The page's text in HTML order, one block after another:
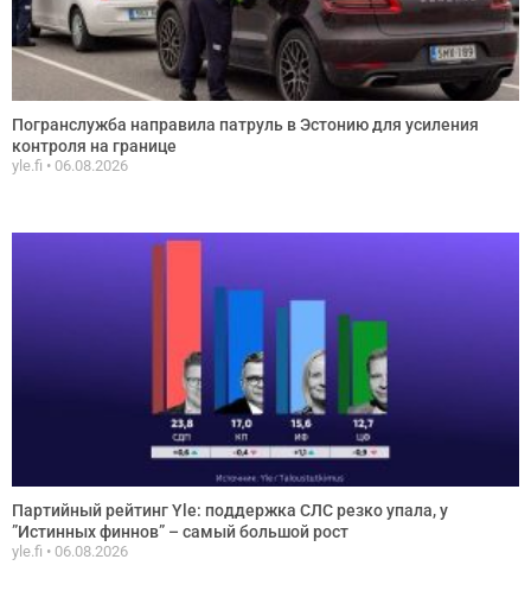
Погранслужба направила патруль в Эстонию для усиления
контроля на границе
yle.fi 06.08.2026
Партийный рейтинг Yle: поддержка СЛС резко упала, у
”Истинных финнов” – самый большой рост
yle.fi 06.08.2026